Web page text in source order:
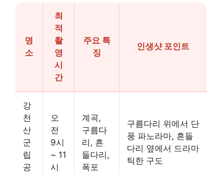
명
소
최
적
촬
영
시
간
주요 특
징
인생샷 포인트
강
천
산
군
립
공
오
전
9시
~ 11
시
계곡,
구름다
리, 흔
들다리,
폭포
구름다리 위에서 단
풍 파노라마, 흔들
다리 옆에서 드라마
틱한 구도